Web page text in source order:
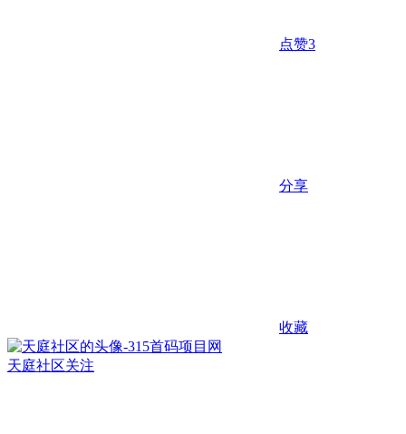
点赞3
分享
收藏
天庭社区关注